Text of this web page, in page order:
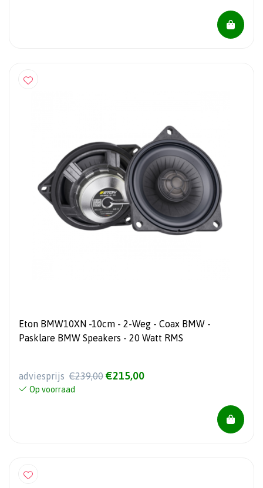
Eton BMW10XN -10cm - 2-Weg - Coax BMW -
Pasklare BMW Speakers - 20 Watt RMS
adviesprijs €239,00 €215,00
Op voorraad